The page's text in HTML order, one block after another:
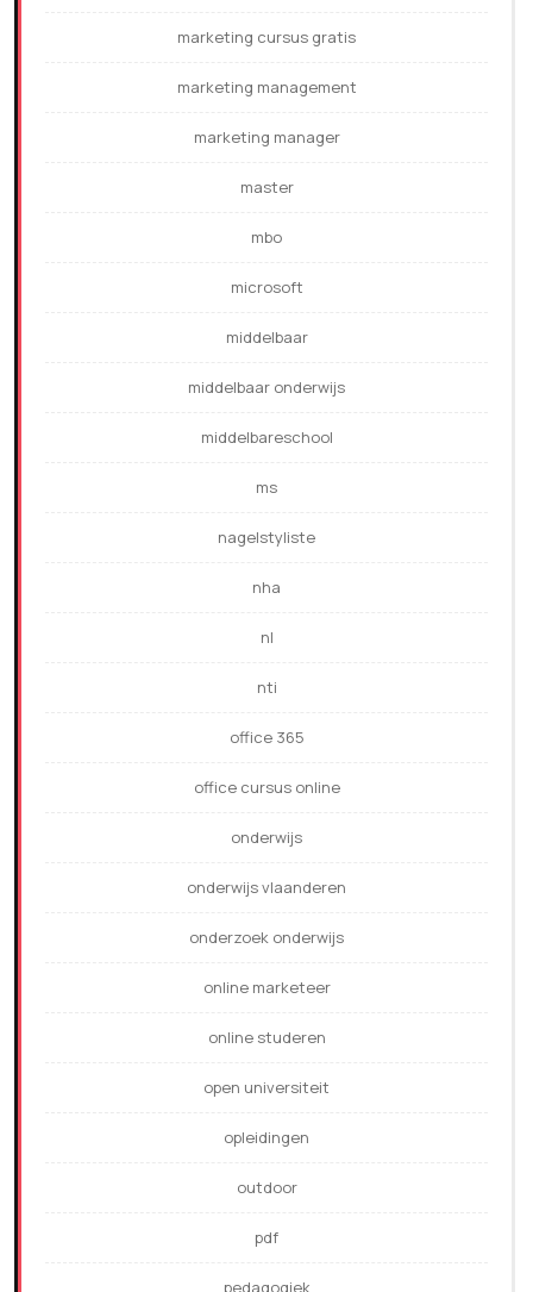
marketing cursus gratis
marketing management
marketing manager
master
mbo
microsoft
middelbaar
middelbaar onderwijs
middelbareschool
ms
nagelstyliste
nha
nl
nti
office 365
office cursus online
onderwijs
onderwijs vlaanderen
onderzoek onderwijs
online marketeer
online studeren
open universiteit
opleidingen
outdoor
pdf
pedagogiek